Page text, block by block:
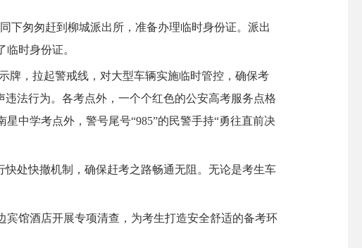
匆匆赶到柳城派出所，准备办理临时身份证。派出
时身份证。
，拉起警戒线，对大型车辆实施临时管控，确保考
法行为。各考点外，一个个红色的公安高考服务点格
中学考点外，警号尾号“985”的民警手持“勇往直前决
处快撤机制，确保赶考之路畅通无阻。无论是考生车
馆酒店开展专项清查，为考生打造安全舒适的备考环